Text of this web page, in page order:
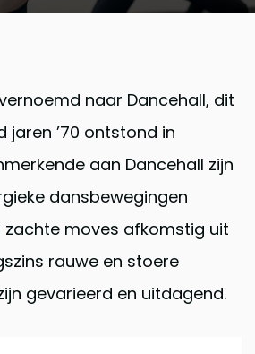
naar Dancehall, dit
jaren ’70 ontstond in
aan Dancehall zijn
dansbewegingen
moves afkomstig uit
rauwe en stoere
gevarieerd en uitdagend.